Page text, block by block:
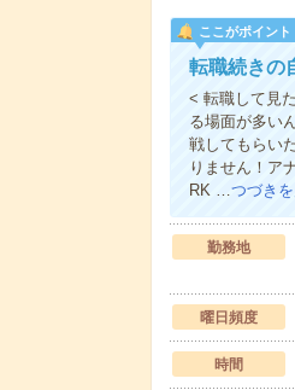
ここがポイント
転職続きの
< 転職して見
る場面が多い
戦してもらい
りません！ア
RK …つづき
勤務地
曜日頻度
時間